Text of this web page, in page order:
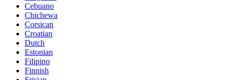
Cebuano
Chichewa
Corsican
Croatian
Dutch
Estonian
Filipino
Finnish